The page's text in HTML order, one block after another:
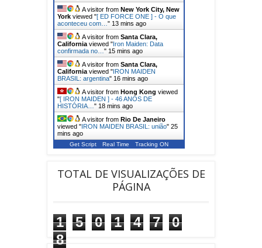
A visitor from Rio De Janeiro
viewed "IRON MAIDEN BRASIL: 2009 "12
mins ago
A visitor from New York City, New
Yorkviewed "[ ED FORCE ONE ] - O que
aconteceu com… "13 mins ago
A visitor from Santa Clara,
California viewed "Iron Maiden: Data
confirmada no…"15 mins ago
A visitor from Santa Clara,
Californiaviewed "IRON MAIDEN
BRASIL: argentina"16 mins ago
A visitor from Hong Kongviewed
"[ IRON MAIDEN ] - 46 ANOS DE
HISTÓRIA…
A visitor fromRio De Janeiro
Get Script Real Time Tracking ON
TOTAL DE VISUALIZAÇÕES DE
PÁGINA
1 5 0 1 4 7
0
8